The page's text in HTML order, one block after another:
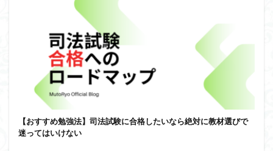
【おすすめ勉強法】司法試験に合格したいなら絶対に教材選びで
迷ってはいけない